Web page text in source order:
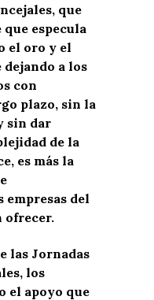
que
que especula
el oro y el
a los
con
plazo, sin la
sin dar
de la
es más la
empresas del
ofrecer.
las Jornadas
los
el apoyo que